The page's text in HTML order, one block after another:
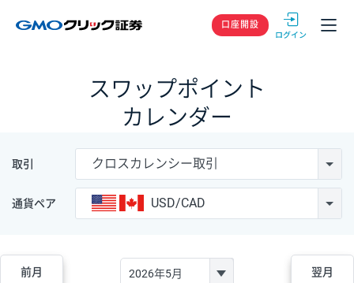
GMOクリック
口座開設
スワップポイント
カレンダー
取引 クロスカレンシー取引
通貨ペア USD/CAD
前月 翌月